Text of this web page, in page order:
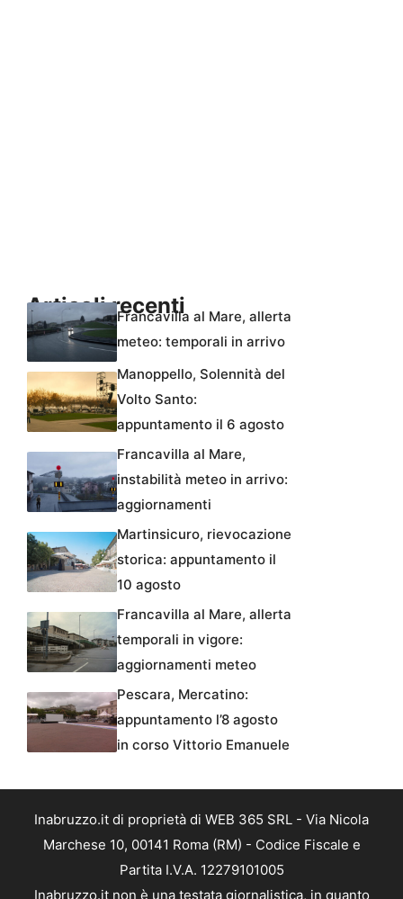
Articoli recentiFrancavilla al Mare, allerta
meteo: temporali in arrivo
Manoppello, Solennità del
Volto Santo:
appuntamento il 6 agosto
Francavilla al Mare,
instabilità meteo in arrivo:
aggiornamenti
Martinsicuro, rievocazione
storica: appuntamento il
10 agosto
Francavilla al Mare, allerta
temporali in vigore:
aggiornamenti meteo
Pescara, Mercatino:
appuntamento l’8 agosto
in corso Vittorio Emanuele
Inabruzzo.it di proprietà di WEB 365 SRL - Via Nicola
Marchese 10, 00141 Roma (RM) - Codice Fiscale e
Partita I.V.A. 12279101005
Inabruzzo.it non è una testata giornalistica, in quanto